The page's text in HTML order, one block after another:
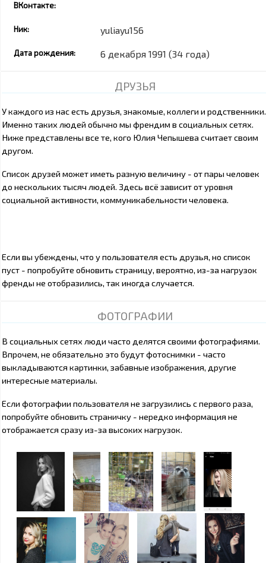
ВКонтакте:
Ник: yuliayu156
Дата рождения: 6 декабря 1991 (34 года)
ДРУЗЬЯ
У каждого из нас есть друзья, знакомые, коллеги и родственники.
Именно таких людей обычно мы френдим в социальных сетях.
Ниже представлены все те, кого Юлия Чепышева считает своим
другом.
Список друзей может иметь разную величину - от пары человек
до нескольких тысяч людей. Здесь всё зависит от уровня
социальной активности, коммуникабельности человека.
Если вы убеждены, что у пользователя есть друзья, но список
пуст - попробуйте обновить страницу, вероятно, из-за нагрузок
френды не отобразились, так иногда случается.
ФОТОГРАФИИ
В социальных сетях люди часто делятся своими фотографиями.
Впрочем, не обязательно это будут фотоснимки - часто
выкладываются картинки, забавные изображения, другие
интересные материалы.
Если фотографии пользователя не загрузились с первого раза,
попробуйте обновить страничку - нередко информация не
отображается сразу из-за высоких нагрузок.